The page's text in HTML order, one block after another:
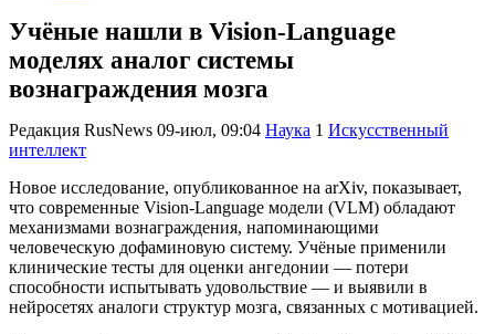
Учёные нашли в Vision-Language
моделях аналог системы
вознаграждения мозга
Редакция RusNews 09-июл, 09:04 Наука 1 Искусственный
интеллект
Новое исследование, опубликованное на arXiv, показывает,
что современные Vision-Language модели (VLM) обладают
механизмами вознаграждения, напоминающими
человеческую дофаминовую систему. Учёные применили
клинические тесты для оценки ангедонии — потери
способности испытывать удовольствие — и выявили в
нейросетях аналоги структур мозга, связанных с мотивацией.